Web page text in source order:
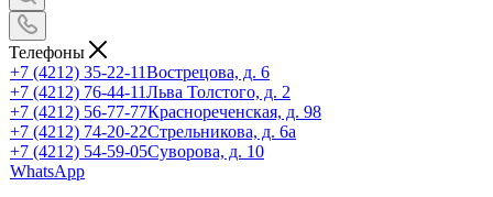
Телефоны
+7 (4212) 35-22-11Вострецова, д. 6
+7 (4212) 76-44-11Льва Толстого, д. 2
+7 (4212) 56-77-77Краснореченская, д. 98
+7 (4212) 74-20-22Стрельникова, д. 6а
+7 (4212) 54-59-05Суворова, д. 10
WhatsApp